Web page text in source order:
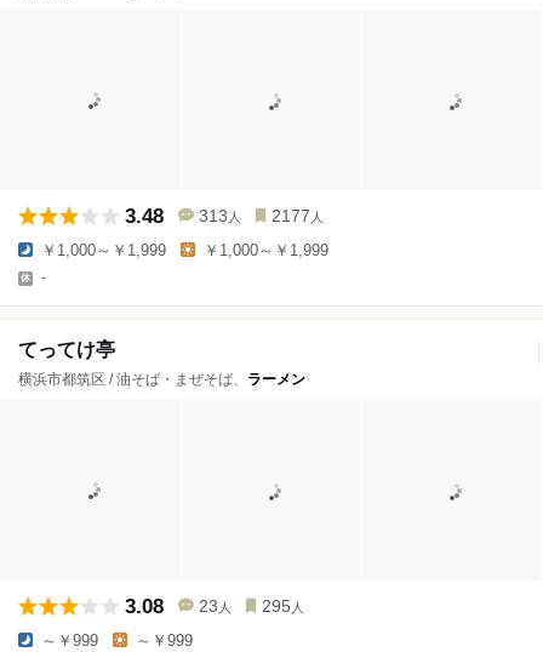
3.48 313 人 2177 人
￥1,000～￥1,999 ￥1,000～￥1,999
-
てってけ亭
横浜市都筑区 / 油そば・まぜそば、 ラーメン
3.08 23 人 295 人
～￥999 ～￥999